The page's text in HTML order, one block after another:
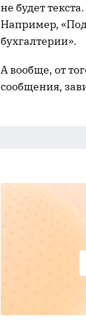
не будет
Например,
бухгалтерии».
А вообще, от
сообщения,